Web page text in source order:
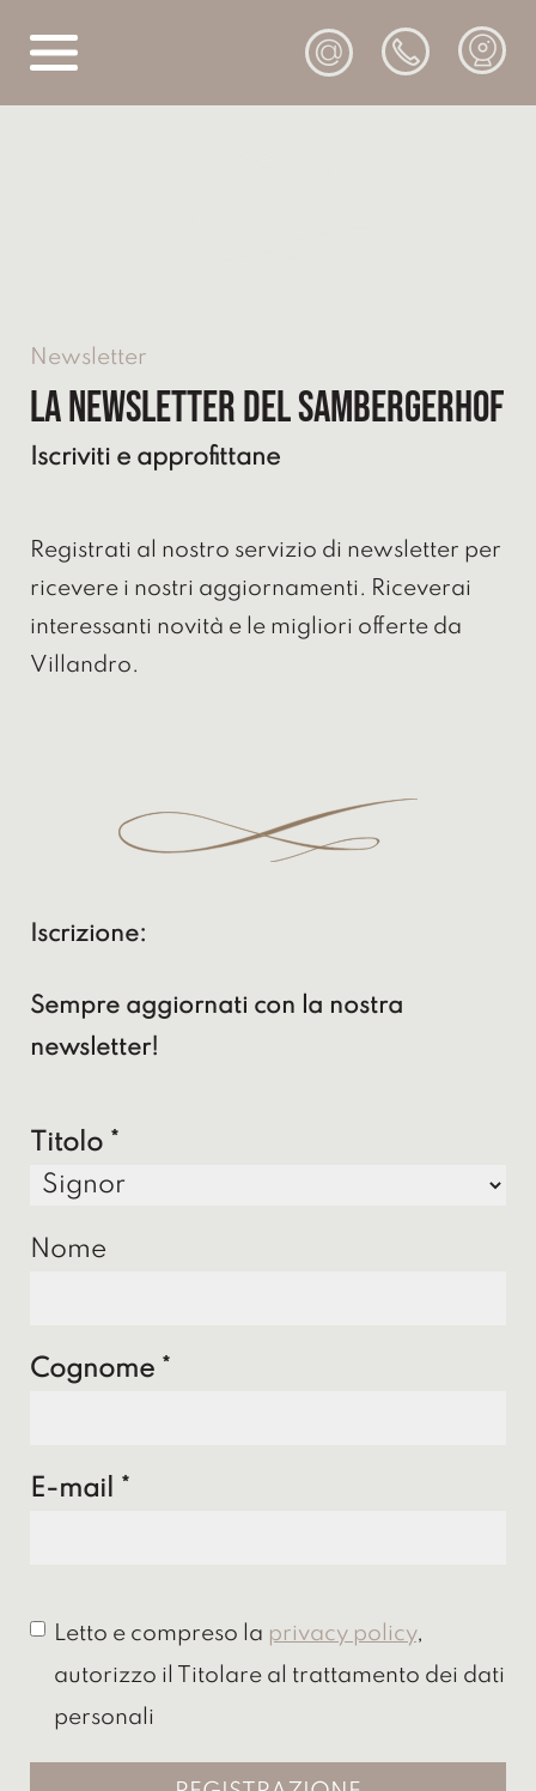
@
Newsletter
La newsletter del Sambergerhof
Iscriviti e approfittane
Registrati al nostro servizio di newsletter per
ricevere i nostri aggiornamenti. Riceverai
interessanti novità e le migliori offerte da
Villandro.
Iscrizione:
Sempre aggiornati con la nostra
newsletter!
Titolo
Nome
Cognome
E-mail
Letto e compreso la privacy policy,
autorizzo il Titolare al trattamento dei dati
personali